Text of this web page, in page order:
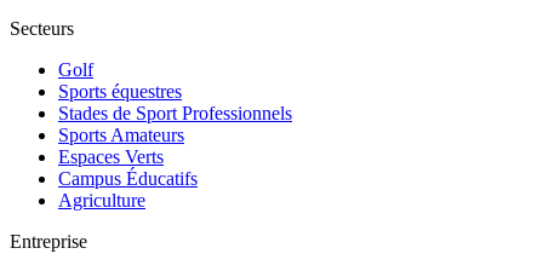
Secteurs
Golf
Sports équestres
Stades de Sport Professionnels
Sports Amateurs
Espaces Verts
Campus Éducatifs
Agriculture
Entreprise